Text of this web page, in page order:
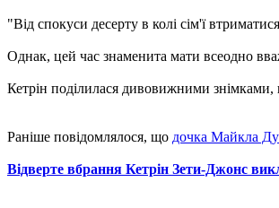
"Від спокуси десерту в колі сім'ї
Однак, цей час знаменита мати всеодно
Кетрін поділилася дивовижними знімками,
Раніше повідомлялося, що дочка Майкла
Відверте вбрання Кетрін Зети-Джонс